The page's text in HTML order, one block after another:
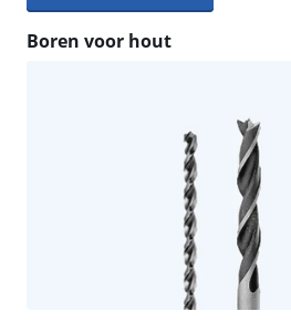
Boren voor hout